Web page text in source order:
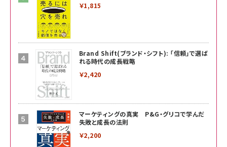
￥1,815
Brand Shift(ブランド・シフト): 「信頼」で選ば
れる時代の成長戦略
￥2,420
マーケティングの真実 P&G・グリコで学んだ
失敗と成長の法則
￥2,200